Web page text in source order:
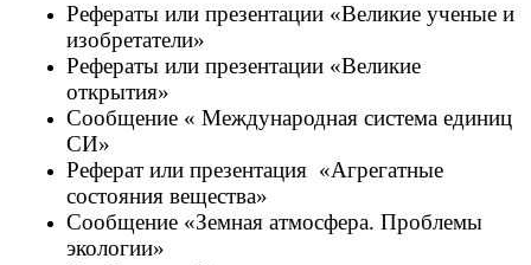
Рефераты или презентации «Великие ученые и
изобретатели»
Рефераты или презентации «Великие
открытия»
Сообщение « Международная система единиц
СИ»
Реферат или презентация «Агрегатные
состояния вещества»
Сообщение «Земная атмосфера. Проблемы
экологии»